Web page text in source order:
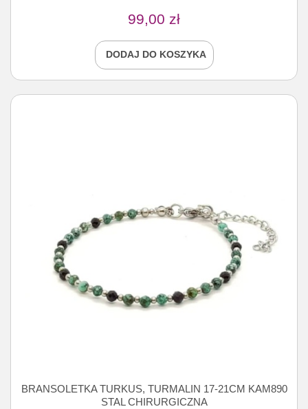
99,00 zł
DODAJ DO KOSZYKA
BRANSOLETKA TURKUS, TURMALIN 17-21CM KAM890
STAL CHIRURGICZNA